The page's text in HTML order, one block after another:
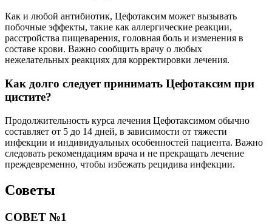
Как и любой антибиотик, Цефотаксим может вызывать
побочные эффекты, такие как аллергические реакции,
расстройства пищеварения, головная боль и изменения в
составе крови. Важно сообщить врачу о любых
нежелательных реакциях для корректировки лечения.
Как долго следует принимать Цефотаксим при
цистите?
Продолжительность курса лечения Цефотаксимом обычно
составляет от 5 до 14 дней, в зависимости от тяжести
инфекции и индивидуальных особенностей пациента. Важно
следовать рекомендациям врача и не прекращать лечение
преждевременно, чтобы избежать рецидива инфекции.
Советы
СОВЕТ №1